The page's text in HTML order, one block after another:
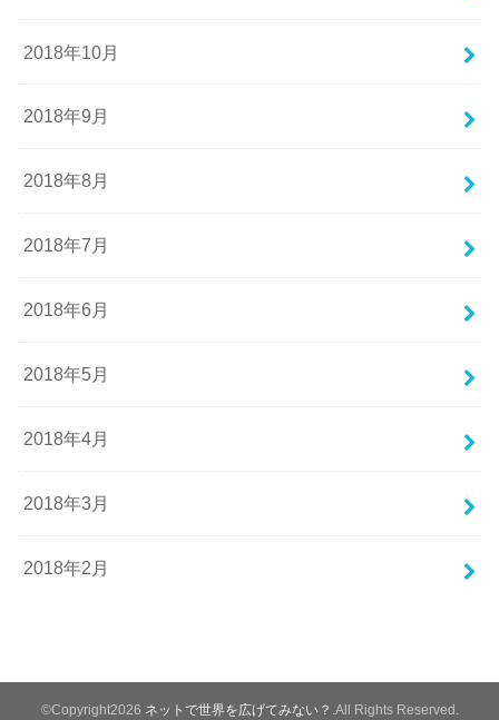
2018年10月
2018年9月
2018年8月
2018年7月
2018年6月
2018年5月
2018年4月
2018年3月
2018年2月
©Copyright2026 ネットで世界を広げてみない？ .All Rights Reserved.